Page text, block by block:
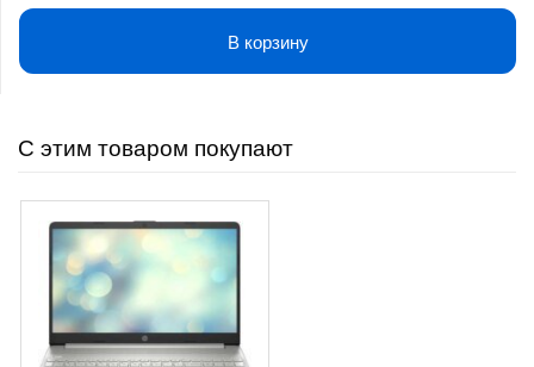
В корзину
С этим товаром покупают